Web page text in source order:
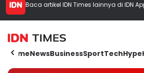
Baca artikel IDN Times lainnya di IDN
HomeNewsBusinessSportTechHype